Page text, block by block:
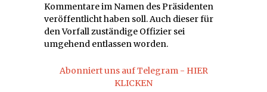
Kommentare im Namen des Präsidenten
veröffentlicht haben soll. Auch dieser für
den Vorfall zuständige Offizier sei
umgehend entlassen worden.
Abonniert uns auf Telegram - HIER
KLICKEN